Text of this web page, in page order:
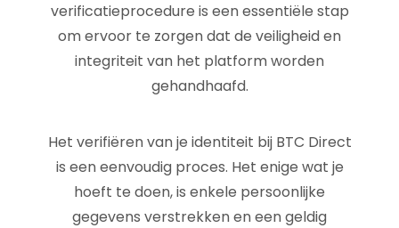
verificatieprocedure is een essentiële stap
om ervoor te zorgen dat de veiligheid en
integriteit van het platform worden
gehandhaafd.
Het verifiëren van je identiteit bij BTC Direct
is een eenvoudig proces. Het enige wat je
hoeft te doen, is enkele persoonlijke
gegevens verstrekken en een geldig